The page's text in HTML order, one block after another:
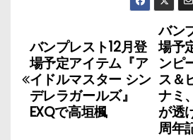
投
稿
ナ
ビ
バン
場予
ンピ
ス＆
ナミ
が透
周年
バンプレスト12月登
場予定アイテム『ア
イドルマスター シン
デレラガールズ』
EXQで高垣楓